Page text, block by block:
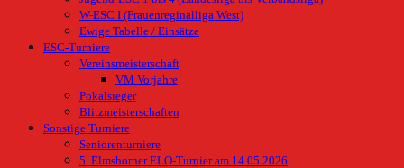
W-ESC I (Frauenreginalliga West)
Ewige Tabelle / Einsätze
ESC-Turniere
Vereinsmeisterschaft
VM Vorjahre
Pokalsieger
Blitzmeisterschaften
Sonstige Turniere
Seniorenturniere
5. Elmshorner ELO-Turnier am 14.05.2026